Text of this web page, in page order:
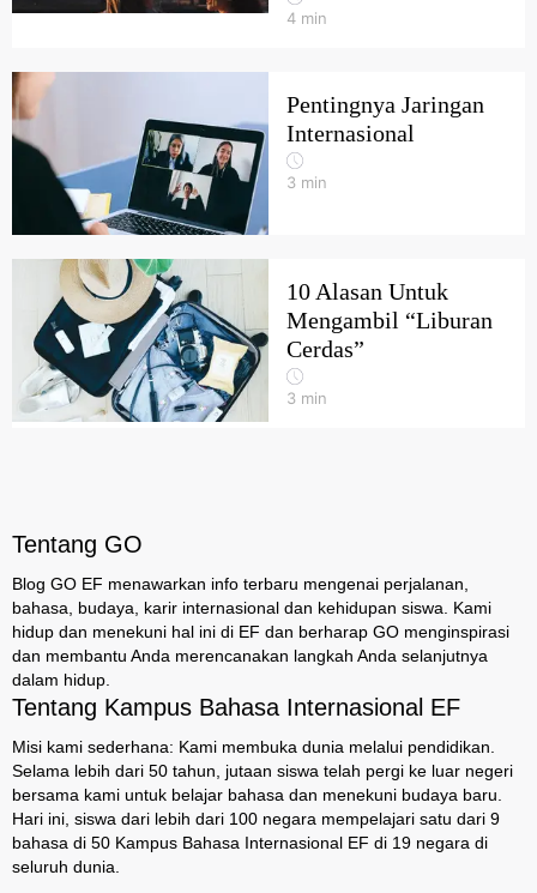
4 min
Pentingnya Jaringan
Internasional
3 min
10 Alasan Untuk
Mengambil “Liburan
Cerdas”
3 min
Tentang GO
Blog GO EF menawarkan info terbaru mengenai perjalanan,
bahasa, budaya, karir internasional dan kehidupan siswa. Kami
hidup dan menekuni hal ini di EF dan berharap GO menginspirasi
dan membantu Anda merencanakan langkah Anda selanjutnya
dalam hidup.
Tentang Kampus Bahasa Internasional EF
Misi kami sederhana: Kami membuka dunia melalui pendidikan.
Selama lebih dari 50 tahun, jutaan siswa telah pergi ke luar negeri
bersama kami untuk belajar bahasa dan menekuni budaya baru.
Hari ini, siswa dari lebih dari 100 negara mempelajari satu dari 9
bahasa di 50 Kampus Bahasa Internasional EF di 19 negara di
seluruh dunia.